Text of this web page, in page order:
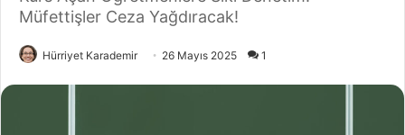
Müfettişler Ceza Yağdıracak!
Hürriyet Karademir 26 Mayıs 2025 1